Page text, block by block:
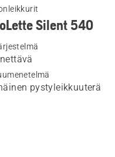
Silent 540
pystyleikkuuterä